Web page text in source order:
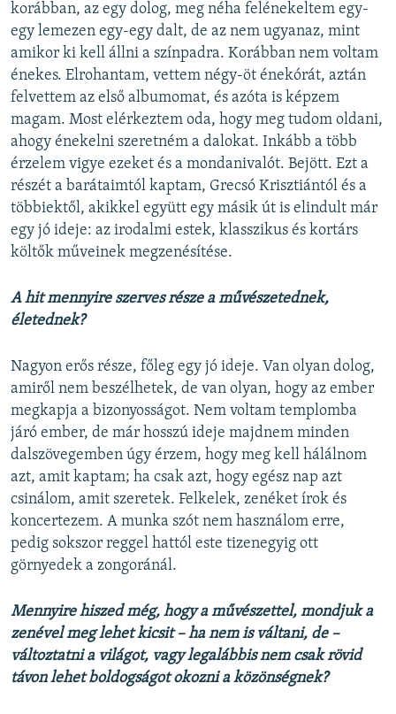
korábban, az egy dolog, meg néha felénekeltem egy-
egy lemezen egy-egy dalt, de az nem ugyanaz, mint
amikor ki kell állni a színpadra. Korábban nem voltam
énekes. Elrohantam, vettem négy-öt énekórát, aztán
felvettem az első albumomat, és azóta is képzem
magam. Most elérkeztem oda, hogy meg tudom oldani,
ahogy énekelni szeretném a dalokat. Inkább a több
érzelem vigye ezeket és a mondanivalót. Bejött. Ezt a
részét a barátaimtól kaptam, Grecsó Krisztiántól és a
többiektől, akikkel együtt egy másik út is elindult már
egy jó ideje: az irodalmi estek, klasszikus és kortárs
költők műveinek megzenésítése.
A hit mennyire szerves része a művészetednek,
életednek?
Nagyon erős része, főleg egy jó ideje. Van olyan dolog,
amiről nem beszélhetek, de van olyan, hogy az ember
megkapja a bizonyosságot. Nem voltam templomba
járó ember, de már hosszú ideje majdnem minden
dalszövegemben úgy érzem, hogy meg kell hálálnom
azt, amit kaptam; ha csak azt, hogy egész nap azt
csinálom, amit szeretek. Felkelek, zenéket írok és
koncertezem. A munka szót nem használom erre,
pedig sokszor reggel hattól este tizenegyig ott
görnyedek a zongoránál.
Mennyire hiszed még, hogy a művészettel, mondjuk a
zenével meg lehet kicsit – ha nem is váltani, de –
változtatni a világot, vagy legalábbis nem csak rövid
távon lehet boldogságot okozni a közönségnek?